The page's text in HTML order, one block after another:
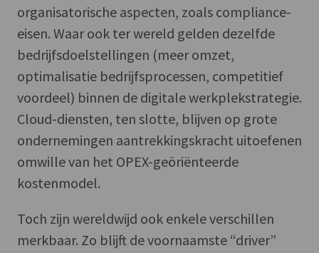
organisatorische aspecten, zoals compliance-
eisen. Waar ook ter wereld gelden dezelfde
bedrijfsdoelstellingen (meer omzet,
optimalisatie bedrijfsprocessen, competitief
voordeel) binnen de digitale werkplekstrategie.
Cloud-diensten, ten slotte, blijven op grote
ondernemingen aantrekkingskracht uitoefenen
omwille van het OPEX-geöriënteerde
kostenmodel.
Toch zijn wereldwijd ook enkele verschillen
merkbaar. Zo blijft de voornaamste “driver”